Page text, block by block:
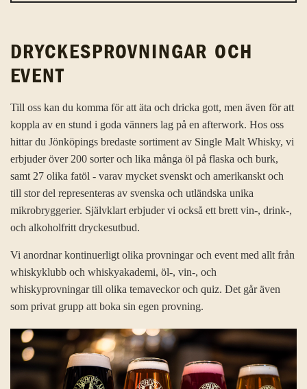
DRYCKESPROVNINGAR OCH
EVENT
Till oss kan du komma för att äta och dricka gott, men även för att
koppla av en stund i goda vänners lag på en afterwork. Hos oss
hittar du Jönköpings bredaste sortiment av Single Malt Whisky, vi
erbjuder över 200 sorter och lika många öl på flaska och burk,
samt 27 olika fatöl - varav mycket svenskt och amerikanskt och
till stor del representeras av svenska och utländska unika
mikrobryggerier. Självklart erbjuder vi också ett brett vin-, drink-,
och alkoholfritt dryckesutbud.
Vi anordnar kontinuerligt olika provningar och event med allt från
whiskyklubb och whiskyakademi, öl-, vin-, och
whiskyprovningar till olika temaveckor och quiz. Det går även
som privat grupp att boka sin egen provning.